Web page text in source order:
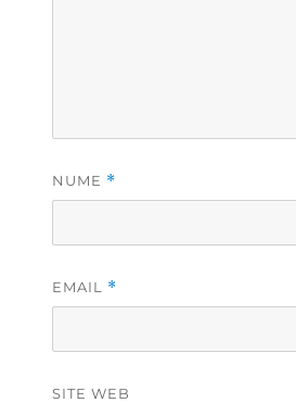
NUME *
EMAIL *
SITE WEB